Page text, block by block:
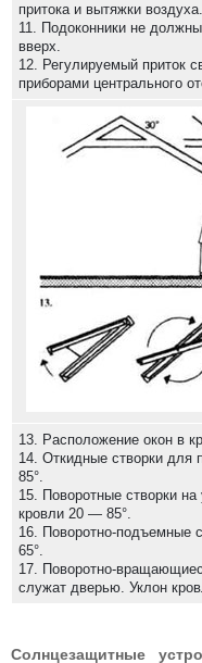
притока и вытяжки воздуха.
11. Подоконники не
вверх.
12. Регулируемый приток
приборами центрального
13. Расположение окон в
14. Откидные створки
85°.
15. Поворотные створки
кровли 20 — 85°.
16. Поворотно-подъемные
65°.
17. Поворотно-
служат дверью. Уклон
Солнцезащитные